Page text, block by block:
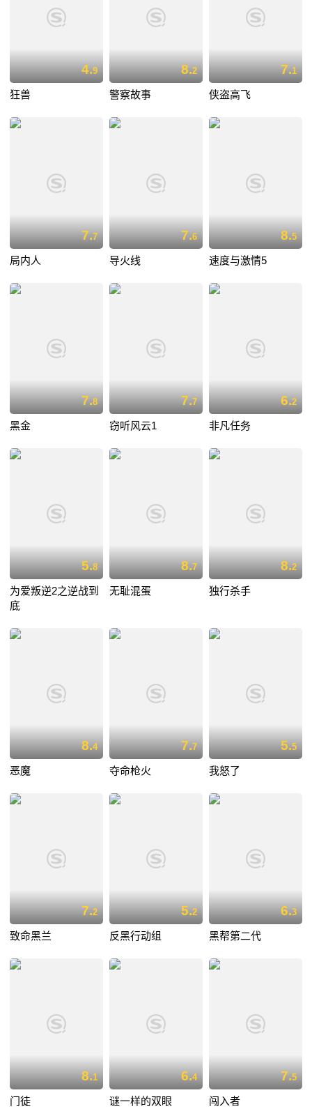
4.9
狂兽
8.2
警察故事
7.1
侠盗高飞
7.7
局内人
7.6
导火线
8.5
速度与激情5
7.8
黑金
7.7
窃听风云1
6.2
非凡任务
5.8
为爱叛逆2之逆战到
底
8.7
无耻混蛋
8.2
独行杀手
8.4
恶魔
7.7
夺命枪火
5.5
我怒了
7.2
致命黑兰
5.2
反黑行动组
6.3
黑帮第二代
8.1
门徒
6.4
谜一样的双眼
7.5
闯入者